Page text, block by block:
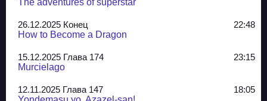
The adventures of superstar
26.12.2025 Конец
22:48
How to Become a Dragon
15.12.2025 Глава 174
23:15
Murcielago
12.11.2025 Глава 147
18:05